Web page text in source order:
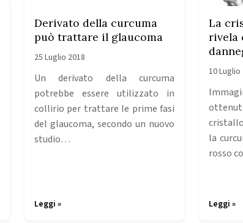
Derivato della curcuma
può trattare il glaucoma
25 Luglio 2018
Un derivato della curcuma
potrebbe essere utilizzato in
collirio per trattare le prime fasi
del glaucoma, secondo un nuovo
studio…
Leggi »
La
rivela
10 Luglio
la
rosso
Leggi »